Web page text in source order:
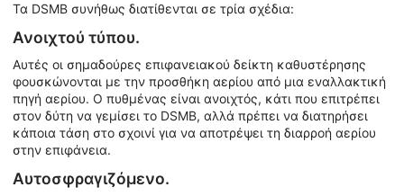
Τα DSMB συνήθως διατίθενται σε τρία σχέδια:
Ανοιχτού τύπου.
Αυτές οι σημαδούρες επιφανειακού δείκτη καθυστέρησης
φουσκώνονται με την προσθήκη αερίου από μια εναλλακτική
πηγή αερίου. Ο πυθμένας είναι ανοιχτός, κάτι που επιτρέπει
στον δύτη να γεμίσει το DSMB, αλλά πρέπει να διατηρήσει
κάποια τάση στο σχοινί για να αποτρέψει τη διαρροή αερίου
στην επιφάνεια.
Αυτοσφραγιζόμενο.